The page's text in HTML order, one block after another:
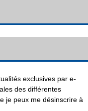
exclusives par e-
des différentes
je peux me désinscrire à